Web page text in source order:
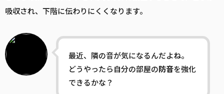
吸収され、下階に伝わりにくくなります。
最近、隣の音が気になるんだよね。
どうやったら自分の部屋の防音を強化
できるかな？